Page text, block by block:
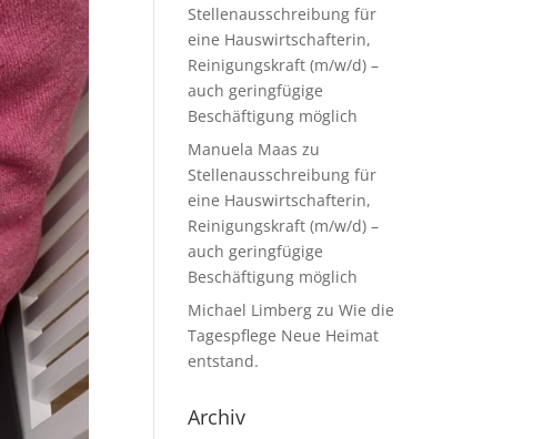
Stellenausschreibung für
eine Hauswirtschafterin,
Reinigungskraft (m/w/d) –
auch geringfügige
Beschäftigung möglich
Manuela Maas zu
Stellenausschreibung für
eine Hauswirtschafterin,
Reinigungskraft (m/w/d) –
auch geringfügige
Beschäftigung möglich
Michael Limberg zuWie die
Tagespflege Neue Heimat
entstand.
Archiv